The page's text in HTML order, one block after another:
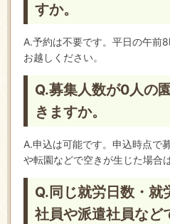
すか。
A.予約は不要です。平日の午前
お越しください。
Q.募集人数が0人の
きますか。
A.申込は可能です。申込時点で
や転園などで空きが生じた場合
Q.同じ就労日数・就
社員や派遣社員など